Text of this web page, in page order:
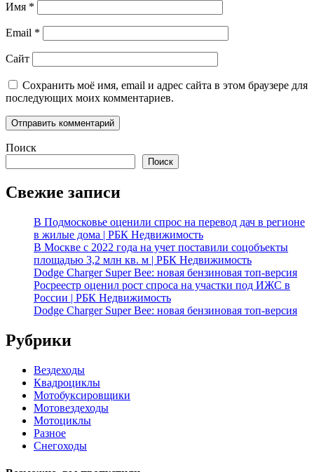
Имя *
Email *
Сайт
Сохранить моё имя, email и адрес сайта в этом браузере для
последующих моих комментариев.
Поиск
Поиск
Свежие записи
В Подмосковье оценили спрос на перевод дач в регионе
в жилые дома | РБК Недвижимость
В Москве с 2022 года на учет поставили соцобъекты
площадью 3,2 млн кв. м | РБК Недвижимость
Dodge Charger Super Bee: новая бензиновая топ-версия
Росреестр оценил рост спроса на участки под ИЖС в
России | РБК Недвижимость
Dodge Charger Super Bee: новая бензиновая топ-версия
Рубрики
Вездеходы
Квадроциклы
Мотобуксировщики
Мотовездеходы
Мотоциклы
Разное
Снегоходы